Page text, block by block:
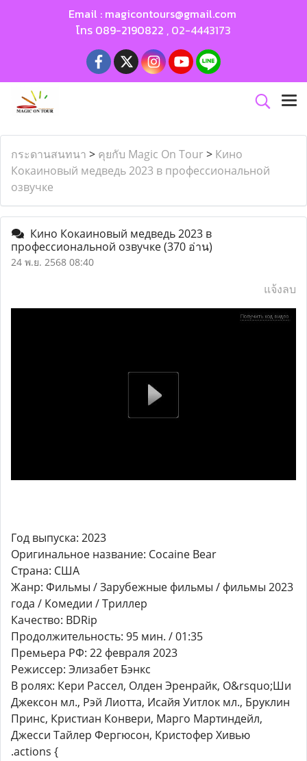
Email : magicontours@gmail.com
โทร 089-2190822 , 02-4443173
กระดานสนทนา > คุยกับ Magic On Tour > Кино
Кокаиновый медведь 2023 в профессиональной
озвучке
Кино Кокаиновый медведь 2023 в
профессиональной озвучке(370 อ่าน)
24 พ.ย. 2568 08:40
แจ้งลบ
Год выпуска: 2023
Оригинальное название: Cocaine Bear
Страна: США
Жанр: Фильмы / Зарубежные фильмы / фильмы 2023
года / Комедии / Триллер
Качество: BDRip
Продолжительность: 95 мин. / 01:35
Премьера РФ: 22 февраля 2023
Режиссер: Элизабет Бэнкс
В ролях: Кери Рассел, Олден Эренрайк, О&rsquo;Ши
Джексон мл., Рэй Лиотта, Исайя Уитлок мл., Бруклин
Принс, Кристиан Конвери, Марго Мартиндейл,
Джесси Тайлер Фергюсон, Кристофер Хивью
.actions {